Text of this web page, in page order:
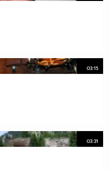
03:15
03:31